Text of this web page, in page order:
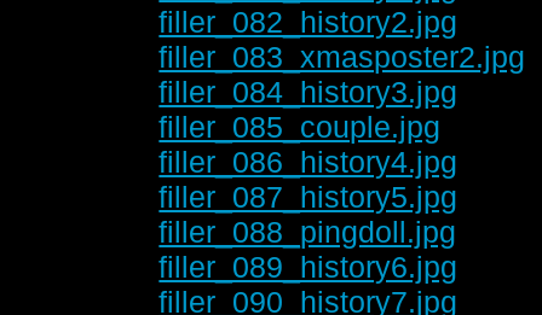
filler_082_history2.jpg
filler_083_xmasposter2.jpg
filler_084_history3.jpg
filler_085_couple.jpg
filler_086_history4.jpg
filler_087_history5.jpg
filler_088_pingdoll.jpg
filler_089_history6.jpg
filler_090_history7.jpg